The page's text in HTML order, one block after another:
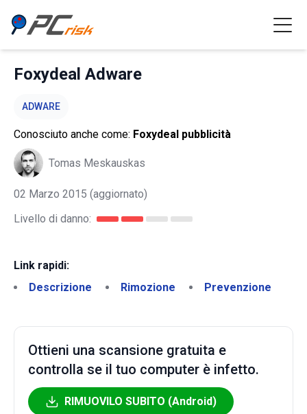
Foxydeal Adware
ADWARE
Conosciuto anche come: Foxydeal pubblicità
Tomas Meskauskas
02 Marzo 2015 (aggiornato)
Livello di danno:
Link rapidi:
Descrizione
Rimozione Prevenzione
Ottieni una scansione gratuita e
controlla se il tuo computer è infetto.
RIMUOVILO SUBITO (Android)